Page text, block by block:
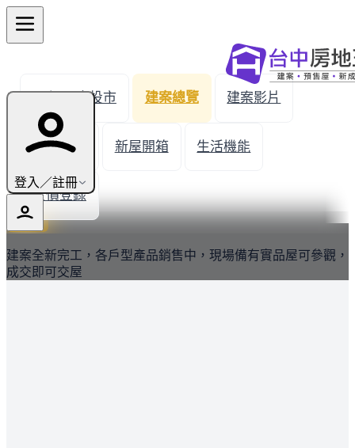
登入／註冊
← 返回南投市 建案總覽 建案影片
建案圖輯 新屋開箱 生活機能
實價登錄
最新
建案全新完工，各戶型產品銷售中，現場備有實品屋可參觀，
成交即可交屋